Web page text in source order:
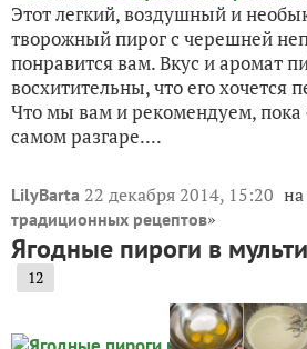
Этот легкий, воздушный и
творожный пирог с черешней
понравится вам. Вкус и аромат
восхитительны, что его хочется
Что мы вам и рекомендуем, пока
самом разгаре....
LilyBarta 22 декабря 2014, 15:20 на
традиционных рецептов»
Ягодные пироги в
12